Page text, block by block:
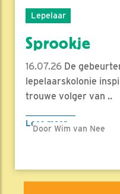
Lepelaar
Sprookje
16.07.26 De
lepelaarskolonie
trouwe volger van ..
Lees meer
Door Wim van Nee